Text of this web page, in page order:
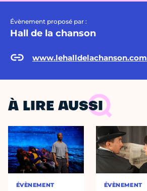
Évènement proposé par :
Hall de la chanson
www.lehalldelachanson.com
À LIRE AUSSI
ÉVÈNEMENT ÉVÈNEMENT